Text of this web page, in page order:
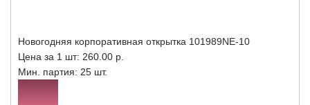
Новогодняя корпоративная открытка 101989NE-10
Цена за 1 шт: 260.00 р.
Мин. партия: 25 шт.